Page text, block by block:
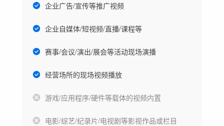
企业广告/宣传等推广视频
企业自媒体/短视频/直播/课程等
赛事/会议/演出/展会等活动现场演播
经营场所的现场视频播放
游戏/应用程序/硬件等载体的视频内置
电影/综艺/纪录片/电视剧等影视作品或栏目